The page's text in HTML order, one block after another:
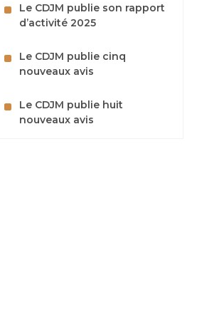
Le CDJM publie son rapport
d’activité 2025
Le CDJM publie cinq
nouveaux avis
Le CDJM publie huit
nouveaux avis